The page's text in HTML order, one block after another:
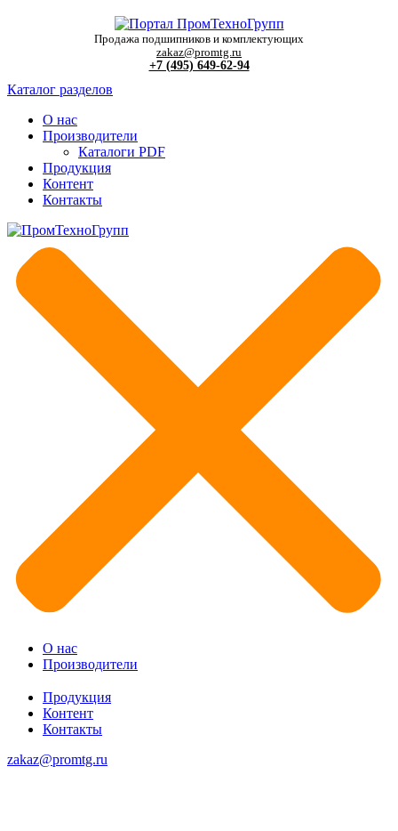
Продажа подшипников и комплектующих
zakaz@promtg.ru
+7 (495) 649-62-94
Каталог разделов
О нас
Производители
Каталоги PDF
Продукция
Контент
Контакты
О нас
Производители
Продукция
Контент
Контакты
zakaz@promtg.ru